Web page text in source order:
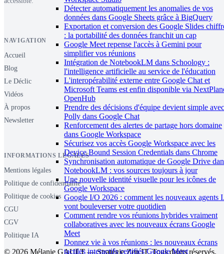
Détecter automatiquement les anomalies de vos
données dans Google Sheets grâce à BigQuery
Exportation et conversion des Google Slides
: la portabilité des données franchit un cap
Google Meet repense l'accès à Gemini pour
simplifier vos réunions
Intégration de NotebookLM dans Schoology :
l'intelligence artificielle au service de l'éducation
L'interopérabilité externe entre Google Chat et
Microsoft Teams est enfin disponible via
OpenHub
Prendre des décisions d'équipe devient simple avec
Polly dans Google Chat
Renforcement des alertes de partage hors domaine
dans Google Workspace
Sécurisez vos accès Google Workspace avec les
Device Bound Session Credentials dans Chrome
Synchronisation automatique de Google Drive
NotebookLM : vos sources toujours à jour
Une nouvelle identité visuelle pour les icônes de
Google Workspace
Google I/O 2026 : comment les nouveaux agents
vont bouleverser votre quotidien
Comment rendre vos réunions hybrides vraiment
collaboratives avec les nouveaux écrans Google
Meet
Donnez vie à vos réunions : les nouveaux écrans
tactiles interactifs certifiés Google Meet
NAVIGATION
Accueil
Blog
Le Déclic
Vidéos
À propos
Newsletter
INFORMATIONS LÉGALES
Mentions légales
Politique de confidentialité
Politique de cookies
CGU
CGV
Politique IA
© 2026 Mélanie GAULT — Stratégie Zen IT. Tous droits réservés.